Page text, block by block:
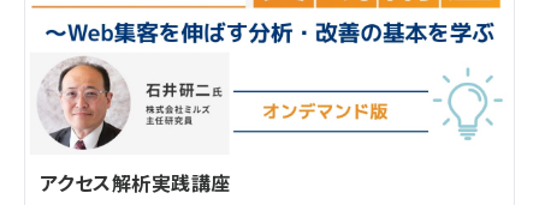
アクセス解析実践講座